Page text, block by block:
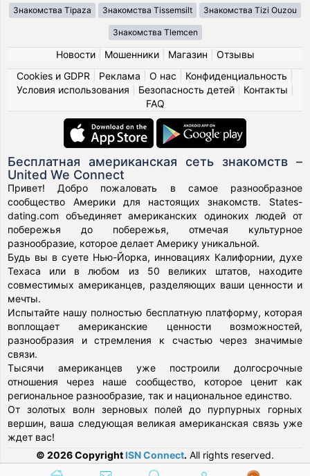
Знакомства Tipaza Знакомства Tissemsilt Знакомства Tizi Ouzou
Знакомства Tlemcen
Новости| Мошенники| Магазин
Отзывы
Cookies и GDPR
Реклама О нас Конфиденциальность
Условия использования
Безопасность детей| Контакты
FAQ
Бесплатная американская сеть знакомств –
United We Connect
Привет! Добро пожаловать в самое разнообразное
сообщество Америки для настоящих знакомств. States-
dating.com объединяет американских одиноких людей от
побережья до побережья, отмечая культурное
разнообразие, которое делает Америку уникальной.
Будь вы в суете Нью-Йорка, инновациях Калифорнии, духе
Техаса или в любом из 50 великих штатов, находите
совместимых американцев, разделяющих ваши ценности и
мечты.
Испытайте нашу полностью бесплатную платформу, которая
воплощает американские ценности возможностей,
разнообразия и стремления к счастью через значимые
связи.
Тысячи американцев уже построили долгосрочные
отношения через наше сообщество, которое ценит как
региональное разнообразие, так и национальное единство.
От золотых волн зерновых полей до пурпурных горных
вершин, ваша следующая великая американская связь уже
ждет вас!
© 2026 Copyright ISN Connect. All rights reserved.